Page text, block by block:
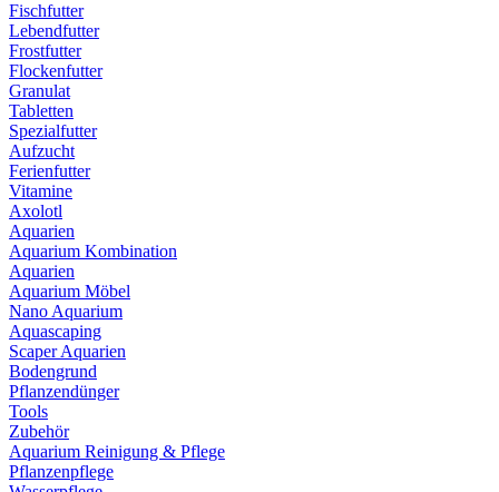
Fischfutter
Lebendfutter
Frostfutter
Flockenfutter
Granulat
Tabletten
Spezialfutter
Aufzucht
Ferienfutter
Vitamine
Axolotl
Aquarien
Aquarium Kombination
Aquarien
Aquarium Möbel
Nano Aquarium
Aquascaping
Scaper Aquarien
Bodengrund
Pflanzendünger
Tools
Zubehör
Aquarium Reinigung & Pflege
Pflanzenpflege